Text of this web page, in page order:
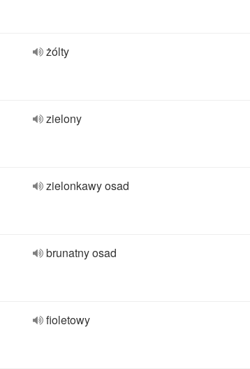
żólty
zielony
zielonkawy osad
brunatny osad
fioletowy